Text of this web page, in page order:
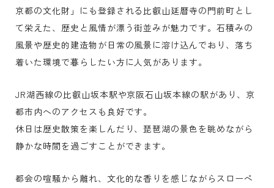
京都の文化財」にも登録される比叡山延暦寺の門前町とし
て栄えた、歴史と風情が漂う街並みが魅力です。石積みの
風景や歴史的建造物が日常の風景に溶け込んでおり、落ち
着いた環境で暮らしたい方に人気があります。
JR湖西線の比叡山坂本駅や京阪石山坂本線の駅があり、京
都市内へのアクセスも良好です。
休日は歴史散策を楽しんだり、琵琶湖の景色を眺めながら
静かな時間を過ごすことができます。
都会の喧騒から離れ、文化的な香りを感じながらスローペ